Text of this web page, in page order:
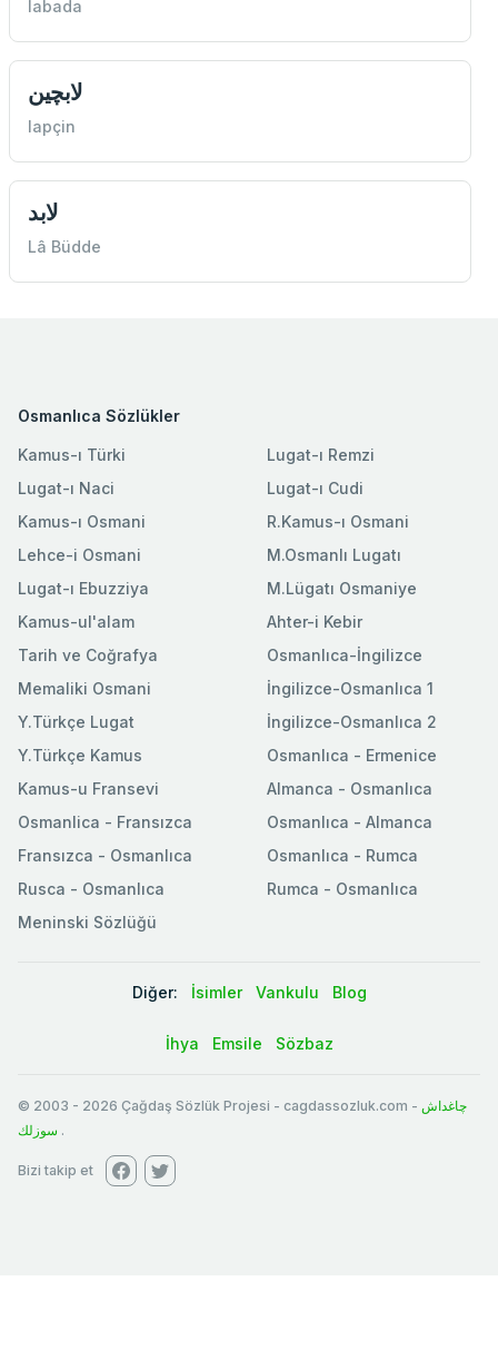
labada
لابچين
lapçin
لابد
Lâ Büdde
Osmanlıca Sözlükler
Kamus-ı Türki
Lugat-ı Naci
Kamus-ı Osmani
Lehce-i Osmani
Lugat-ı Ebuzziya
Lugat-ı Remzi
Lugat-ı Cudi
R.Kamus-ı Osmani
M.Osmanlı Lugatı
M.Lügatı Osmaniye
Kamus-ul'alam
Tarih ve Coğrafya
Memaliki Osmani
Y.Türkçe Lugat
Y.Türkçe Kamus
Ahter-i Kebir
Osmanlıca-İngilizce
İngilizce-Osmanlıca 1
İngilizce-Osmanlıca 2
Osmanlıca - Ermenice
Kamus-u Fransevi
Osmanlica - Fransızca
Fransızca - Osmanlıca
Rusca - Osmanlıca
Meninski Sözlüğü
Almanca - Osmanlıca
Osmanlıca - Almanca
Osmanlıca - Rumca
Rumca - Osmanlıca
Diğer: İsimler Vankulu Blog
İhya Emsile Sözbaz
© 2003 - 2026 Çağdaş Sözlük Projesi - cagdassozluk.com - چاغداش
سوزلك .
Bizi takip et